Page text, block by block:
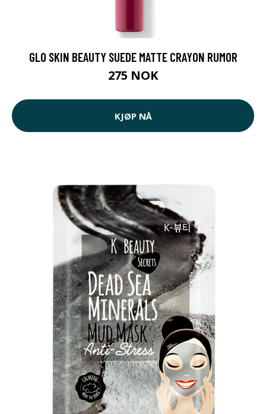
GLO SKIN BEAUTY SUEDE MATTE CRAYON RUMOR
275 NOK
KJØP NÅ